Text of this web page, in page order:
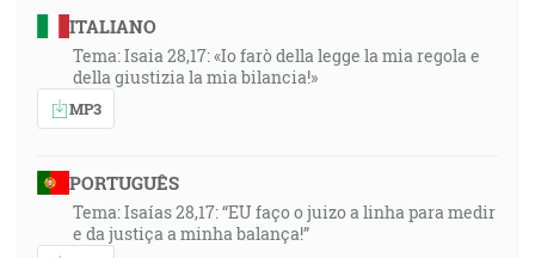
ITALIANO
Tema: Isaia 28,17: «Io farò della legge la mia regola e
della giustizia la mia bilancia!»
MP3
PORTUGUÊS
Tema: Isaías 28,17: “EU faço o juizo a linha para medir
e da justiça a minha balança!”